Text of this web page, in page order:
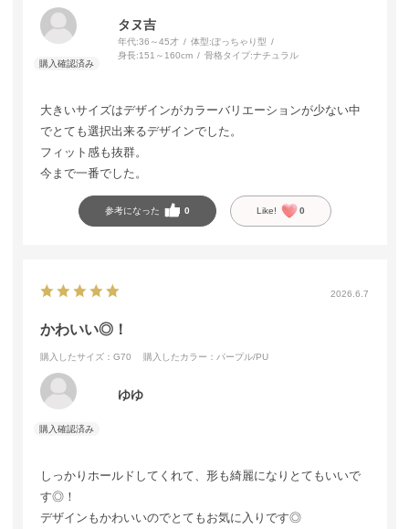
タヌ吉
年代:36～45才 体型:ぽっちゃり型
身長:151～160cm 骨格タイプ:ナチュラル
大きいサイズはデザインがカラーバリエーションが少ない中
でとても選択出来るデザインでした。
フィット感も抜群。
今まで一番でした。
参考になった 0 Like! 0
2026.6.7
かわいい◎！
購入したサイズ：G70 購入したカラー：パープル/PU
ゆゆ
しっかりホールドしてくれて、形も綺麗になりとてもいいで
す◎！
デザインもかわいいのでとてもお気に入りです◎